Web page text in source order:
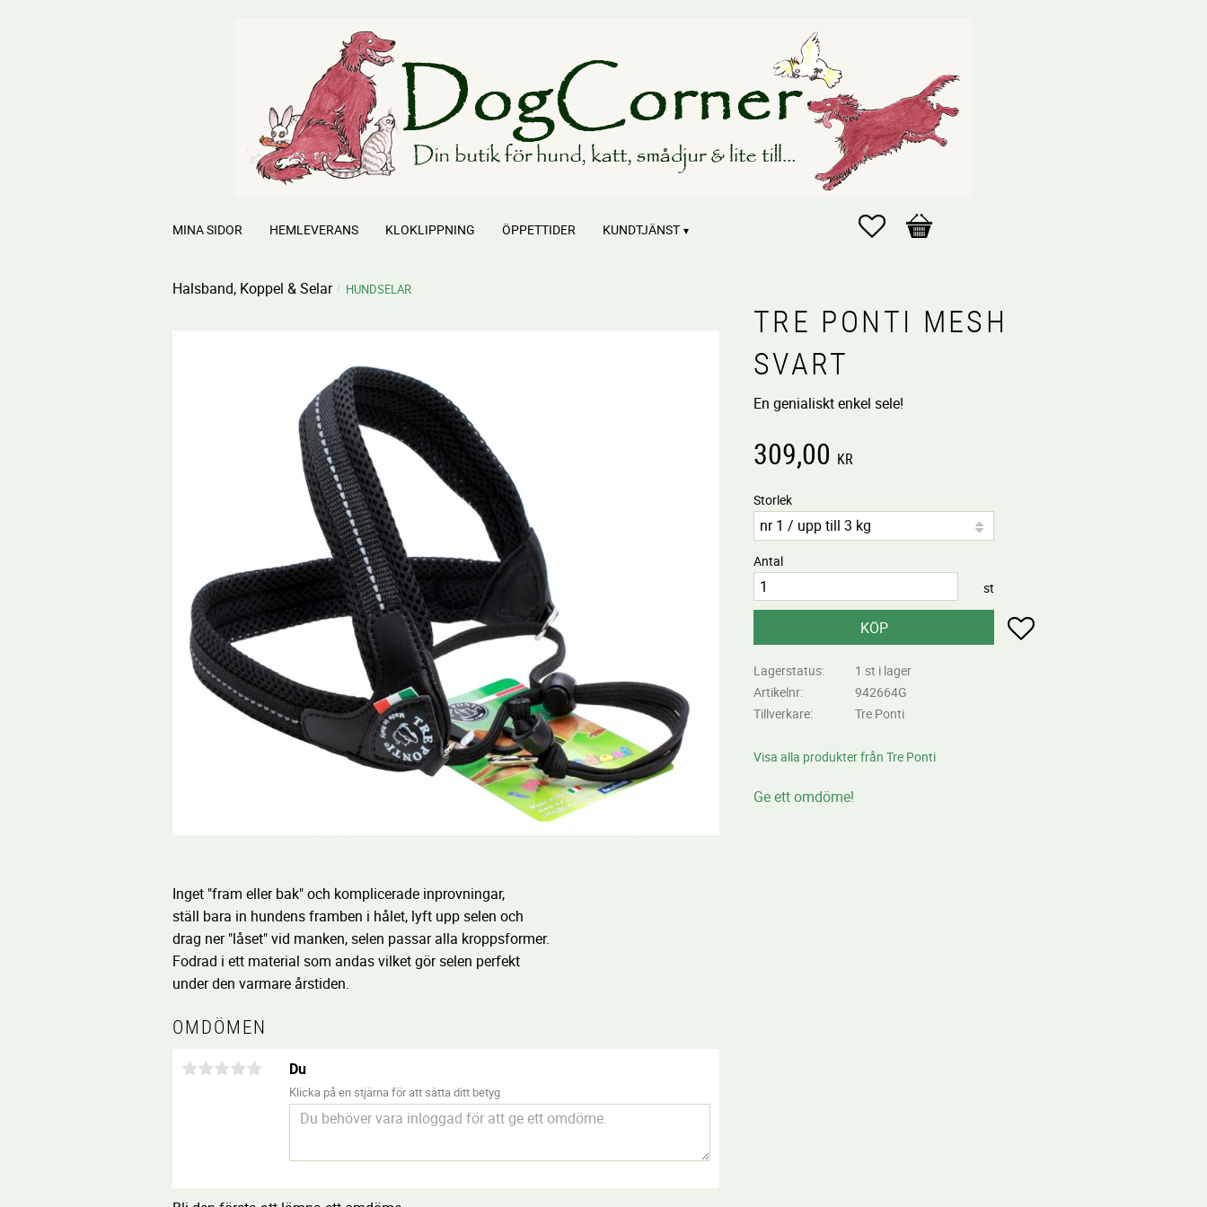
Favoriter
Kundvagn
MINA SIDOR HEMLEVERANS KLOKLIPPNING ÖPPETTIDER KUNDTJÄNST
Halsband, Koppel & Selar HUNDSELAR
TRE PONTI MESH
SVART
En genialiskt enkel sele!
309,00 KR
Storlek
Antal
st
KÖP Lägg till i favoriter
Lagerstatus
1 st i lager
Artikelnr
942664G
Tillverkare
Tre Ponti
Visa alla produkter från Tre Ponti
Ge ett omdöme!
Inget "fram eller bak" och komplicerade inprovningar,
ställ bara in hundens framben i hålet, lyft upp selen och
drag ner "låset" vid manken, selen passar alla kroppsformer.
Fodrad i ett material som andas vilket gör selen perfekt
under den varmare årstiden.
OMDÖMEN
Du
Klicka på en stjärna för att sätta ditt betyg